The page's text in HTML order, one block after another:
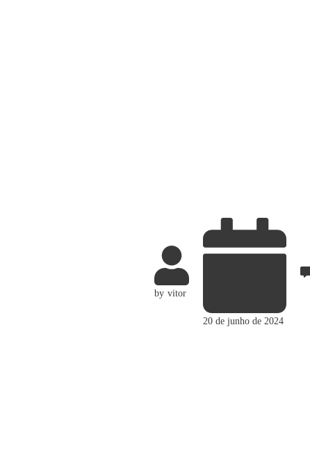
by vitor
20 de junho de 2024